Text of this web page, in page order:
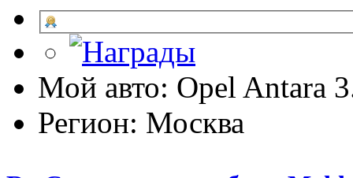
Мой авто: Opel Antara
Регион: Москва